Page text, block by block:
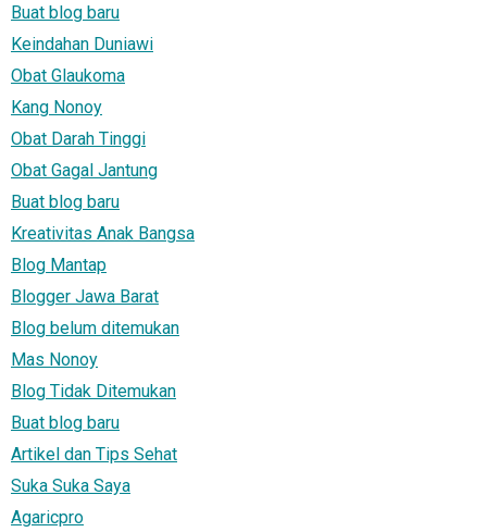
Buat blog baru
Keindahan Duniawi
Obat Glaukoma
Kang Nonoy
Obat Darah Tinggi
Obat Gagal Jantung
Buat blog baru
Kreativitas Anak Bangsa
Blog Mantap
Blogger Jawa Barat
Blog belum ditemukan
Mas Nonoy
Blog Tidak Ditemukan
Buat blog baru
Artikel dan Tips Sehat
Suka Suka Saya
Agaricpro